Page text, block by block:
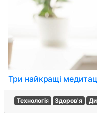
Три найкращі
Технологія Здоров'я